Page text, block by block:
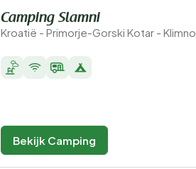
Camping Slamni
Kroatië - Primorje-Gorski Kotar - Klimno
Bekijk Camping